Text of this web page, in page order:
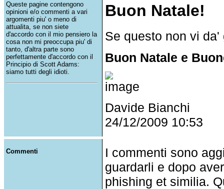
Queste pagine contengono
opinioni e/o commenti a vari
argomenti piu' o meno di
attualita, se non siete
d'accordo con il mio pensiero la
cosa non mi preoccupa piu' di
tanto, d'altra parte sono
perfettamente d'accordo con il
Principio di Scott Adams:
siamo tutti degli idioti.
Buon Natale!
Se questo non vi
Buon Natale e
Davide Bianchi
24/12/2009 10:53
Commenti
I commenti sono
guardarli e dopo
phishing et similia.